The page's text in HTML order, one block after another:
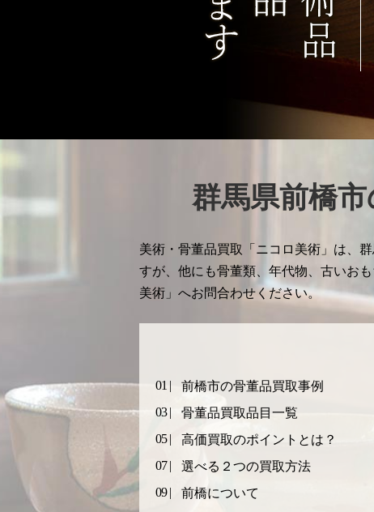
群馬県前橋
美術・骨董品買取「ニコロ美術」は、
すが、他にも骨董類、年代物、古いお
美術」へお問合わせください。
前橋市の骨董品買取事例
骨董品買取品目一覧
高価買取のポイントとは？
選べる２つの買取方法
前橋について